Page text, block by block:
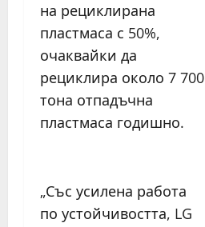
на рециклирана
пластмаса с 50%,
очаквайки да
рециклира около 7 700
тона отпадъчна
пластмаса годишно.
„Със усилена работа
по устойчивостта, LG